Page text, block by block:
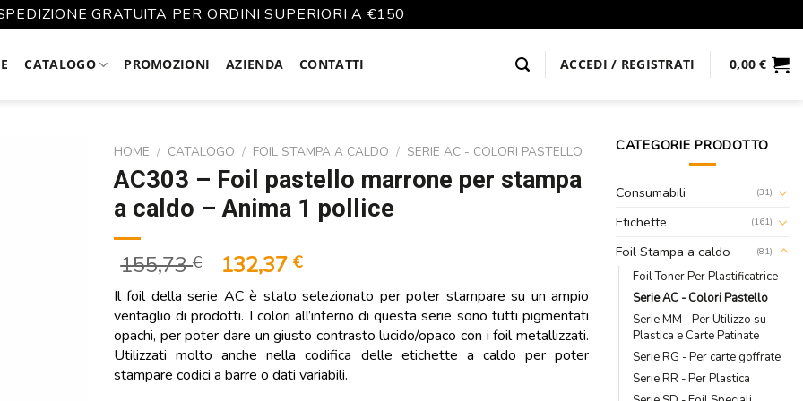
GRATUITA PER ORDINI SUPERIORI A €150
CATALOGO PROMOZIONI AZIENDA CONTATTI ACCEDI / REGISTRATI 0,00€
HOME / CATALOGO / FOIL STAMPA A CALDO / SERIE AC - COLORI PASTELLO
AC303 – Foil pastello marrone per stampa
a caldo – Anima 1 pollice
155,73€ Il
prezzo
originale
era:
155,73 €.
132,37 €Il
prezzo
attuale
è:
132,37 €.
Il foil della serie AC è stato selezionato per poter stampare su un ampio
ventaglio di prodotti. I colori all’interno di questa serie sono tutti pigmentati
opachi, per poter dare un giusto contrasto lucido/opaco con i foil metallizzati.
Utilizzati molto anche nella codifica delle etichette a caldo per poter
stampare codici a barre o dati variabili.
CATEGORIE PRODOTTO
Consumabili (31)
Etichette (161)
Foil Stampa a caldo (81)
Foil Toner Per Plastificatrice
Serie AC - Colori Pastello
Serie MM - Per Utilizzo su
Plastica e Carte Patinate
Serie RG - Per carte goffrate
Serie RR - Per Plastica